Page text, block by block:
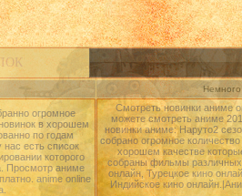
огромное
в хорошем
по годам
есть список
которого
Просмотр аниме
anime online
Смотреть новинки аниме
можете смотреть аниме
новинки аниме: Наруто2
собрано огромное
хорошем качестве
собраны фильмы различных
онлайн, Турецкое кино
Индийское кино